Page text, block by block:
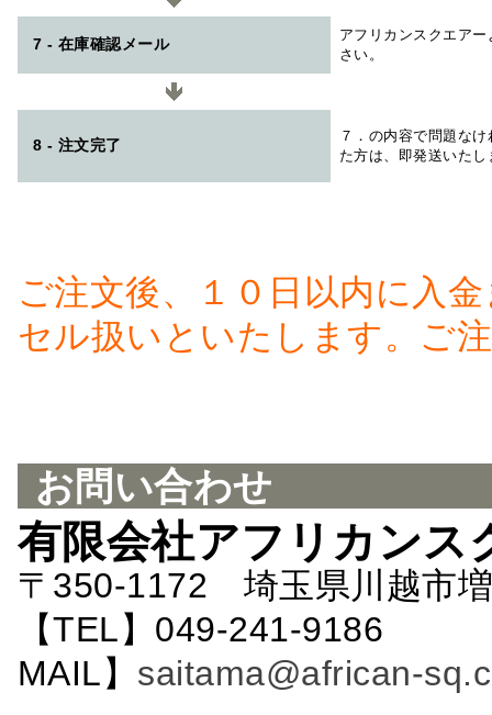
7 - 在庫確認メール
アフリカンスクエアー
さい。
8 - 注文完了
７．の内容で問題な
た方は、即発送いたし
ご注文後、１０日以内に入
セル扱いといたします。ご
お問い合わせ
有限会社アフリカンス
〒350-1172 埼玉県川越市
【TEL】049-241-
MAIL】 saitama@african-